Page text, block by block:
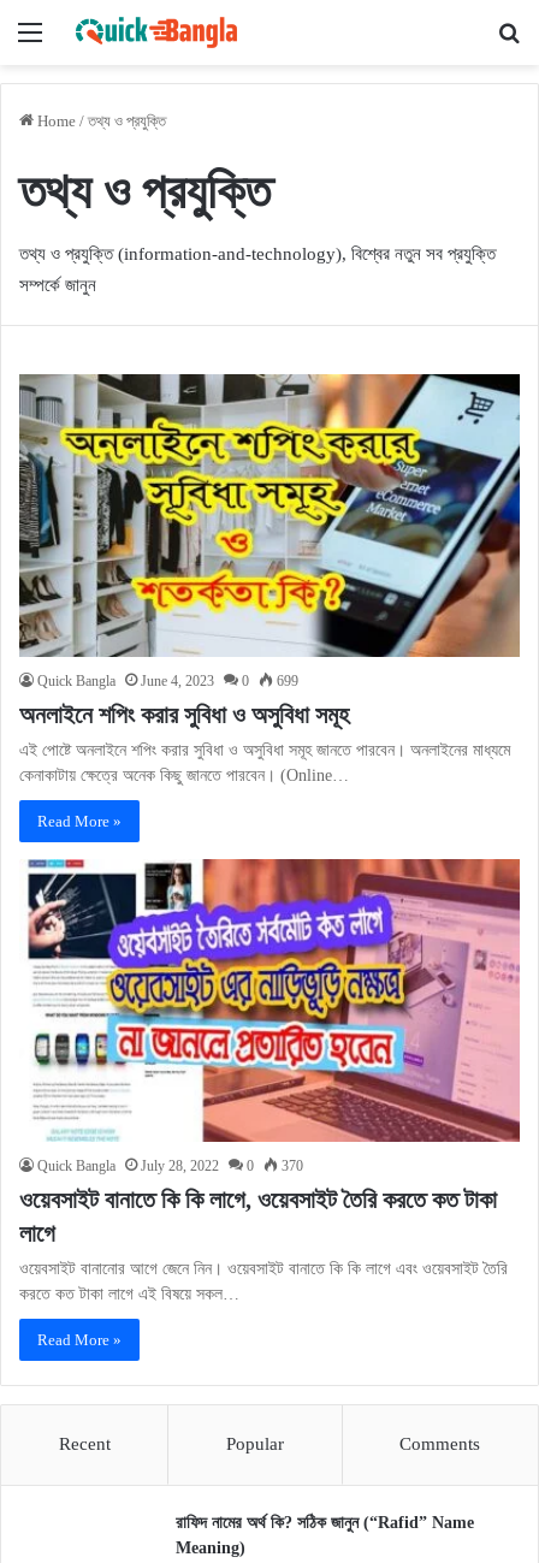
Menu
Home / তথ্য ও প্রযুক্তি
তথ্য ও প্রযুক্তি
তথ্য ও প্রযুক্তি (information-and-technology), বিশ্বের নতুন সব প্রযুক্তি
সম্পর্কে জানুন
Quick Bangla June 4, 2023 0 699
অনলাইনে শপিং করার সুবিধা ও অসুবিধা সমূহ
এই পোষ্টে অনলাইনে শপিং করার সুবিধা ও অসুবিধা সমূহ জানতে পারবেন। অনলাইনের মাধ্যমে
কেনাকাটায় ক্ষেত্রে অনেক কিছু জানতে পারবেন। (Online…
Read More »
Quick Bangla July 28, 2022 0 370
ওয়েবসাইট বানাতে কি কি লাগে, ওয়েবসাইট তৈরি করতে কত টাকা
লাগে
ওয়েবসাইট বানানোর আগে জেনে নিন। ওয়েবসাইট বানাতে কি কি লাগে এবং ওয়েবসাইট তৈরি
করতে কত টাকা লাগে এই বিষয়ে সকল…
Read More »
Recent Popular Comments
রাফিদ নামের অর্থ কি? সঠিক জানুন (“Rafid” Name
Meaning)